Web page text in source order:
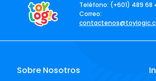
Teléfono: (+601) 489 68
Correo:
Sobre Nosotros